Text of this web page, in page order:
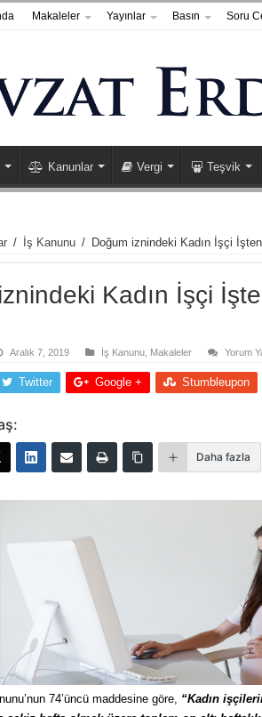
Makaleler Yayınlar Basın Soru
Kanunlar Vergi Teşvik
/ İş Kanunu / Doğum iznindeki Kadın İşçi
Kadın İşçi
Aralık 7, 2019 İş Kanunu Makaleler Yorum
Twitter Google + Stumbleupon
Daha fazla
74’üncü maddesine göre, “Kadın